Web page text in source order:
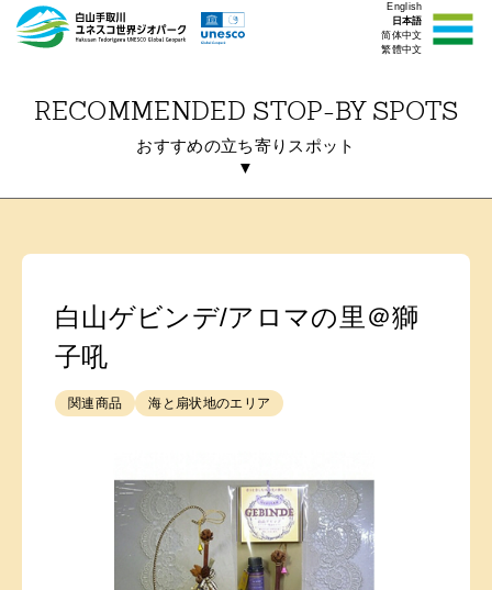
English
日本語
简体中文
繁體中文
RECOMMENDED STOP-BY SPOTS
おすすめの立ち寄りスポット
▼
白山ゲビンデ/アロマの里＠獅
子吼
関連商品 海と扇状地のエリア